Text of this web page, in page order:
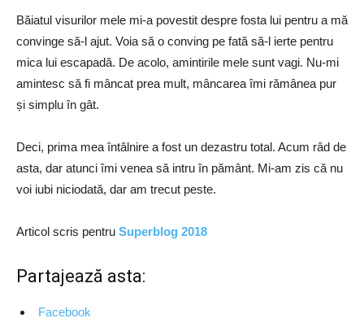
Băiatul visurilor mele mi-a povestit despre fosta lui pentru a mă
convinge să-l ajut. Voia să o conving pe fată să-l ierte pentru
mica lui escapadă. De acolo, amintirile mele sunt vagi. Nu-mi
amintesc să fi mâncat prea mult, mâncarea îmi rămânea pur
și simplu în gât.
Deci, prima mea întâlnire a fost un dezastru total. Acum râd de
asta, dar atunci îmi venea să intru în pământ. Mi-am zis că nu
voi iubi niciodată, dar am trecut peste.
Articol scris pentru Superblog 2018
Partajează asta:
Facebook